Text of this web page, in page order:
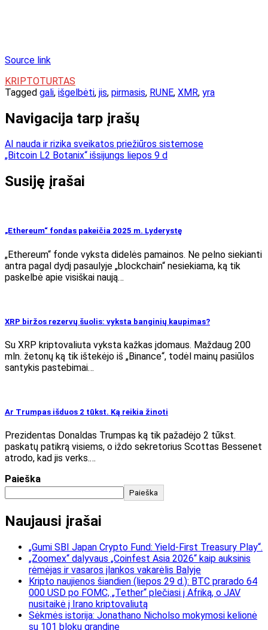
Source link
KRIPTOTURTAS
Tagged gali, išgelbėti, jis, pirmasis, RUNE, XMR, yra
Navigacija tarp įrašų
AI nauda ir rizika sveikatos priežiūros sistemose
„Bitcoin L2 Botanix“ išsijungs liepos 9 d
Susiję įrašai
„Ethereum“ fondas pakeičia 2025 m. Lyderystę
„Ethereum“ fonde vyksta didelės pamainos. Ne pelno siekianti
antra pagal dydį pasaulyje „blockchain“ nesiekiama, ką tik
paskelbė apie visiškai naują…
XRP biržos rezervų šuolis: vyksta banginių kaupimas?
Su XRP kriptovaliuta vyksta kažkas įdomaus. Maždaug 200
mln. žetonų ką tik ištekėjo iš „Binance“, todėl mainų pasiūlos
santykis pastebimai…
Ar Trumpas išduos 2 tūkst. Ką reikia žinoti
Prezidentas Donaldas Trumpas ką tik pažadėjo 2 tūkst.
paskatų patikrą visiems, o iždo sekretorius Scottas Bessenet
atrodo, kad jis verks.…
Paieška
Paieška
Naujausi įrašai
„Gumi SBI Japan Crypto Fund: Yield-First Treasury Play“.
„Zoomex“ dalyvaus „Coinfest Asia 2026“ kaip auksinis
rėmėjas ir vasaros įlankos vakarėlis Balyje
Kripto naujienos šiandien (liepos 29 d.): BTC prarado 64
000 USD po FOMC, „Tether“ plečiasi į Afriką, o JAV
nusitaikė į Irano kriptovaliutą
Sėkmės istorija: Jonathano Nicholso mokymosi kelionė
su 101 blokų grandine